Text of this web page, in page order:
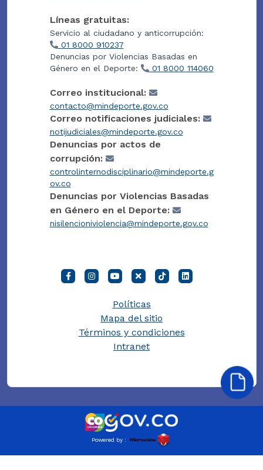
Líneas gratuitas:
Servicio al ciudadano y anticorrupción:
01 8000 910237
Denuncias por Violencias Basadas en
Género en el Deporte:
01 8000 114060
Correo institucional:
contacto@mindeporte.gov.co
Correo notificaciones judiciales:
notijudiciales@mindeporte.gov.co
Denuncias por actos de
corrupción:
controlinternodisciplinario@mindeporte.g
ov.co
Denuncias por Violencias Basadas
en Género en el Deporte:
nisilencioniviolencia@mindeporte.gov.co
Políticas
Mapa del sitio
Términos y condiciones
Intranet
Powered by :